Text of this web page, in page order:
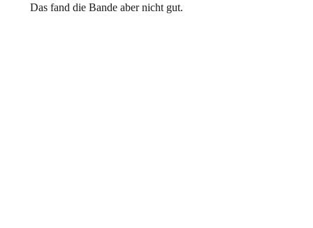
Das fand die Bande aber nicht gut.